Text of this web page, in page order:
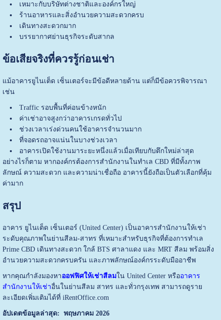
เหมาะกับบริษัทต่างชาติและองค์กรใหญ่
ร้านอาหารและสิ่งอำนวยความสะดวกครบ
เดินทางสะดวกมาก
บรรยากาศย่านธุรกิจระดับสากล
ข้อเสียจริงที่ควรรู้ก่อนเช่า
แม้อาคารยูไนเต็ด เซ็นเตอร์จะมีข้อดีหลายด้าน แต่ก็มีข้อควรพิจารณา
เช่น
Traffic รอบพื้นที่ค่อนข้างหนัก
ค่าเช่าอาจสูงกว่าอาคารเกรดทั่วไป
ช่วงเวลาเร่งด่วนคนใช้อาคารจำนวนมาก
ที่จอดรถอาจแน่นในบางช่วงเวลา
อาคารเปิดใช้งานมาระยะหนึ่งแล้วเมื่อเทียบกับตึกใหม่ล่าสุด
อย่างไรก็ตาม หากองค์กรต้องการสำนักงานในทำเล CBD ที่มีทั้งภาพ
ลักษณ์ ความสะดวก และความน่าเชื่อถือ อาคารนี้ยังถือเป็นตัวเลือกที่คุ้ม
ค่ามาก
สรุป
อาคาร ยูไนเต็ด เซ็นเตอร์ (United Center) เป็นอาคารสำนักงานให้เช่า
ระดับคุณภาพในย่านสีลม-สาทร ที่เหมาะสำหรับธุรกิจที่ต้องการทำเล
Prime CBD เดินทางสะดวก ใกล้ BTS ศาลาแดง และ MRT สีลม พร้อมสิ่ง
อำนวยความสะดวกครบครัน และภาพลักษณ์องค์กรระดับมืออาชีพ
หากคุณกำลังมองหาออฟฟิศให้เช่าสีลมใน United Center หรืออาคาร
สำนักงานให้เช่าอื่นในย่านสีลม สาทร และทั่วกรุงเทพ สามารถดูราย
ละเอียดเพิ่มเติมได้ที่ iRentOffice.com
อัปเดตข้อมูลล่าสุด: พฤษภาคม 2026